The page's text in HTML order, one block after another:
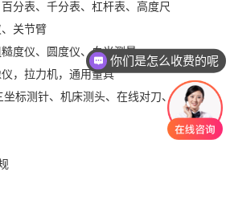
分表、千分表、杠杆表、高度尺
关节臂
度仪、圆度仪、白光测量
，拉力机，通用量具
标测针、机床测头、在线对刀、激光干涉
你们是怎么收费的呢